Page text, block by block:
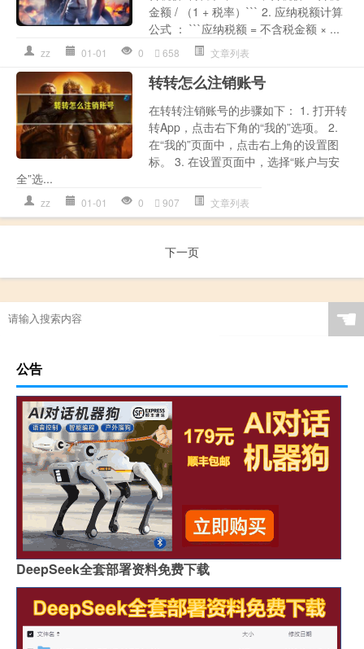
金额 / （1 + 税率）``` 2. 应纳税额计算
公式 ： ```应纳税额 = 不含税金额 × ...
zz 01-01 0 658 文章列表
转转怎么注销账号
在转转注销账号的步骤如下： 1. 打开转
转App，点击右下角的“我的”选项。 2.
在“我的”页面中，点击右上角的设置图
标。 3. 在设置页面中，选择“账户与安
全”选...
zz 01-01 0 907 文章列表
下一页
☚
公告
DeepSeek全套部署资料免费下载